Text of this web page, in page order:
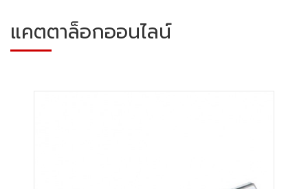
แคตตาล็อกออนไลน์